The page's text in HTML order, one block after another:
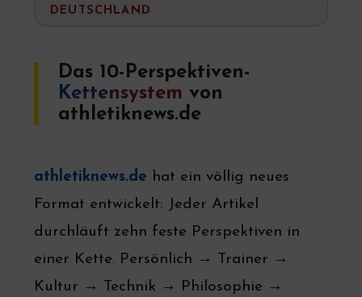
DEUTSCHLAND
Das 10-Perspektiven-
Kettensystem von
athletiknews.de
athletiknews.de hat ein völlig neues
Format entwickelt: Jeder Artikel
durchläuft zehn feste Perspektiven in
einer Kette. Persönlich → Trainer →
Kultur → Technik → Philosophie →